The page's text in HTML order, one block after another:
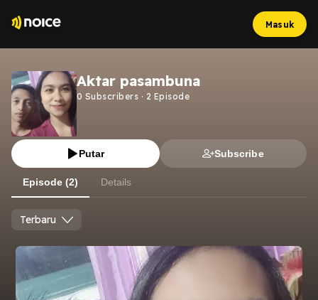
Masuk
Aktar pasambuna
0 Subscribers · 2 Episode
Putar Subscribe
Episode (2) Details
Terbaru